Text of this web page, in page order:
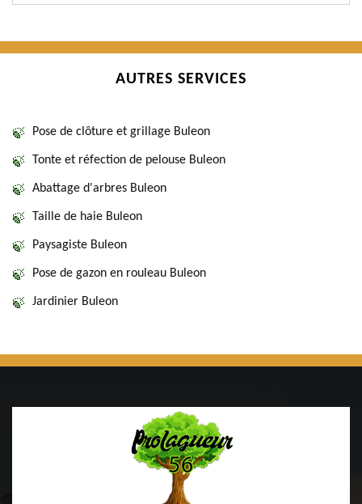
AUTRES SERVICES
Pose de clôture et grillage Buleon
Tonte et réfection de pelouse Buleon
Abattage d'arbres Buleon
Taille de haie Buleon
Paysagiste Buleon
Pose de gazon en rouleau Buleon
Jardinier Buleon